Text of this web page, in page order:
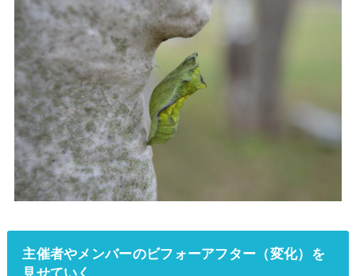
主催者やメンバーのビフォーアフター（変化）を